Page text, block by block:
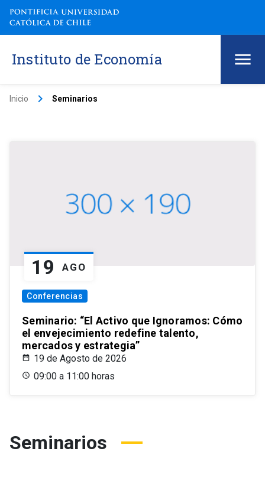
Instituto de Economía
Inicio keyboard_arrow_right Seminarios
19 AGO
Conferencias
Seminario: “El Activo que Ignoramos: Cómo
el envejecimiento redefine talento,
mercados y estrategia”
19 de Agosto de 2026
09:00 a 11:00 horas
Seminarios